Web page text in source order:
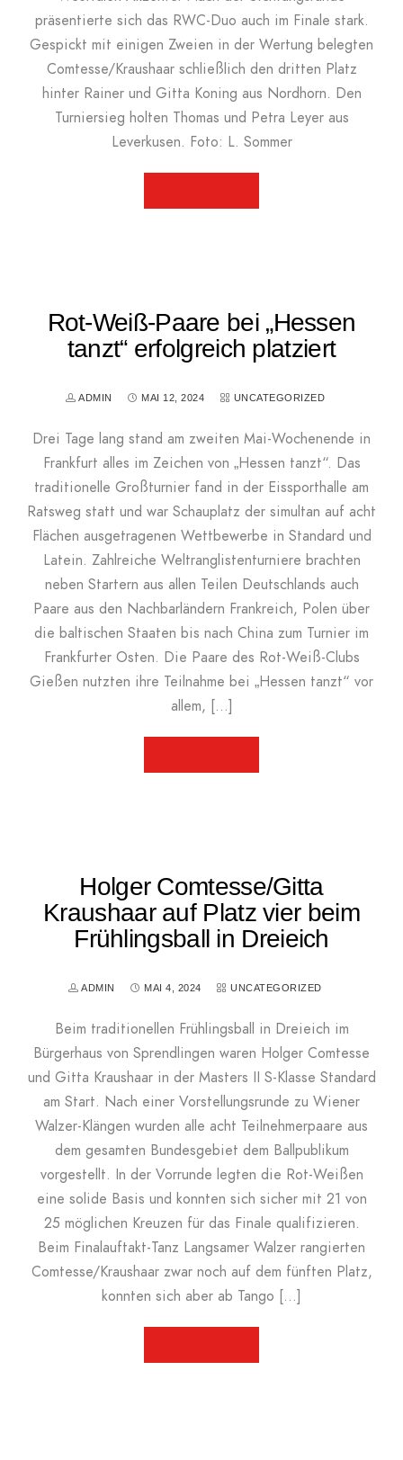
präsentierte sich das RWC-Duo auch im Finale stark.
Gespickt mit einigen Zweien in der Wertung belegten
Comtesse/Kraushaar schließlich den dritten Platz
hinter Rainer und Gitta Koning aus Nordhorn. Den
Turniersieg holten Thomas und Petra Leyer aus
Leverkusen. Foto: L. Sommer
Rot-Weiß-Paare bei „Hessen
tanzt“ erfolgreich platziert
ADMIN MAI 12, 2024 UNCATEGORIZED
Drei Tage lang stand am zweiten Mai-Wochenende in
Frankfurt alles im Zeichen von „Hessen tanzt“. Das
traditionelle Großturnier fand in der Eissporthalle am
Ratsweg statt und war Schauplatz der simultan auf acht
Flächen ausgetragenen Wettbewerbe in Standard und
Latein. Zahlreiche Weltranglistenturniere brachten
neben Startern aus allen Teilen Deutschlands auch
Paare aus den Nachbarländern Frankreich, Polen über
die baltischen Staaten bis nach China zum Turnier im
Frankfurter Osten. Die Paare des Rot-Weiß-Clubs
Gießen nutzten ihre Teilnahme bei „Hessen tanzt“ vor
allem, […]
Holger Comtesse/Gitta
Kraushaar auf Platz vier beim
Frühlingsball in Dreieich
ADMIN MAI 4, 2024 UNCATEGORIZED
Beim traditionellen Frühlingsball in Dreieich im
Bürgerhaus von Sprendlingen waren Holger Comtesse
und Gitta Kraushaar in der Masters II S-Klasse Standard
am Start. Nach einer Vorstellungsrunde zu Wiener
Walzer-Klängen wurden alle acht Teilnehmerpaare aus
dem gesamten Bundesgebiet dem Ballpublikum
vorgestellt. In der Vorrunde legten die Rot-Weißen
eine solide Basis und konnten sich sicher mit 21 von
25 möglichen Kreuzen für das Finale qualifizieren.
Beim Finalauftakt-Tanz Langsamer Walzer rangierten
Comtesse/Kraushaar zwar noch auf dem fünften Platz,
konnten sich aber ab Tango […]